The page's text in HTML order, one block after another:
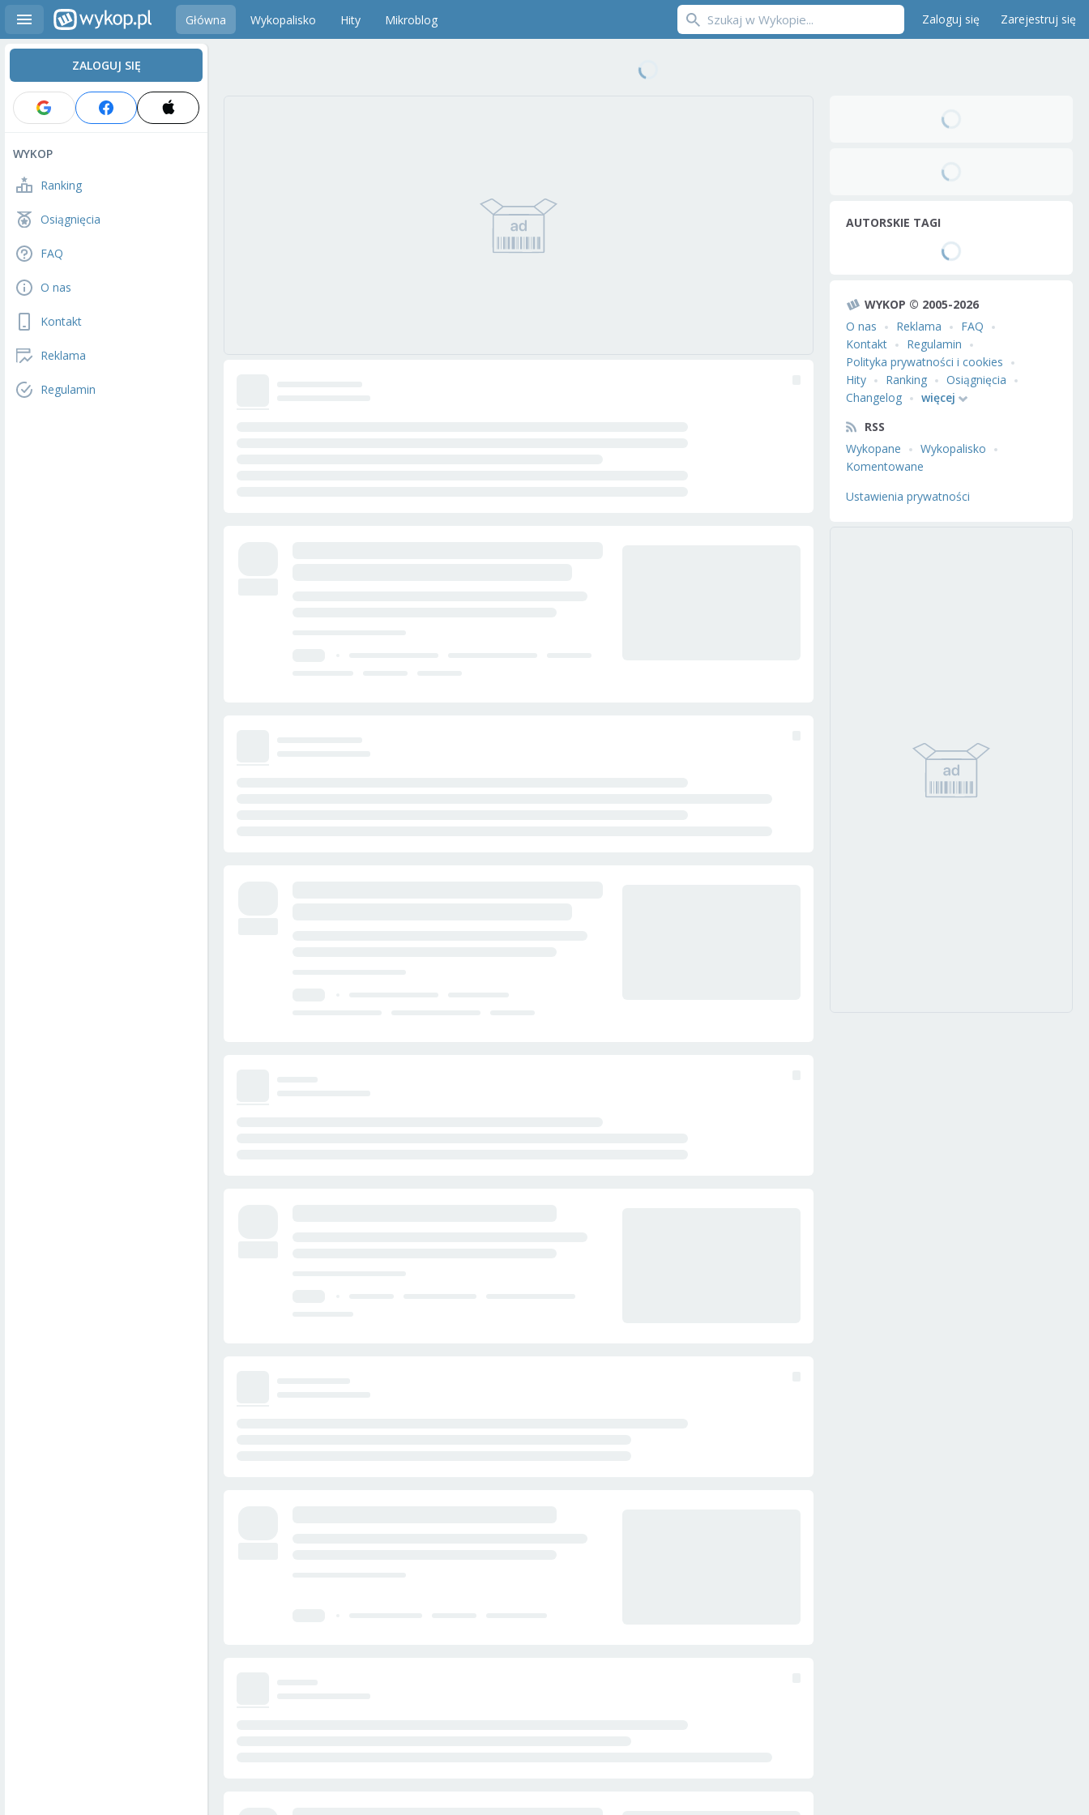
Główna Wykopalisko Hity Mikroblog Zaloguj się Zarejestruj się
ZALOGUJ SIĘ
WYKOP
Ranking
Osiągnięcia
FAQ
O nas
Kontakt
Reklama
Regulamin
AUTORSKIE TAGI
WYKOP © 2005-2026
O nas
Reklama
FAQ
Kontakt
Regulamin
Polityka prywatności i cookies
Hity
Ranking
Osiągnięcia
Changelog
więcej
RSS
Wykopane
Wykopalisko
Komentowane
Ustawienia prywatności